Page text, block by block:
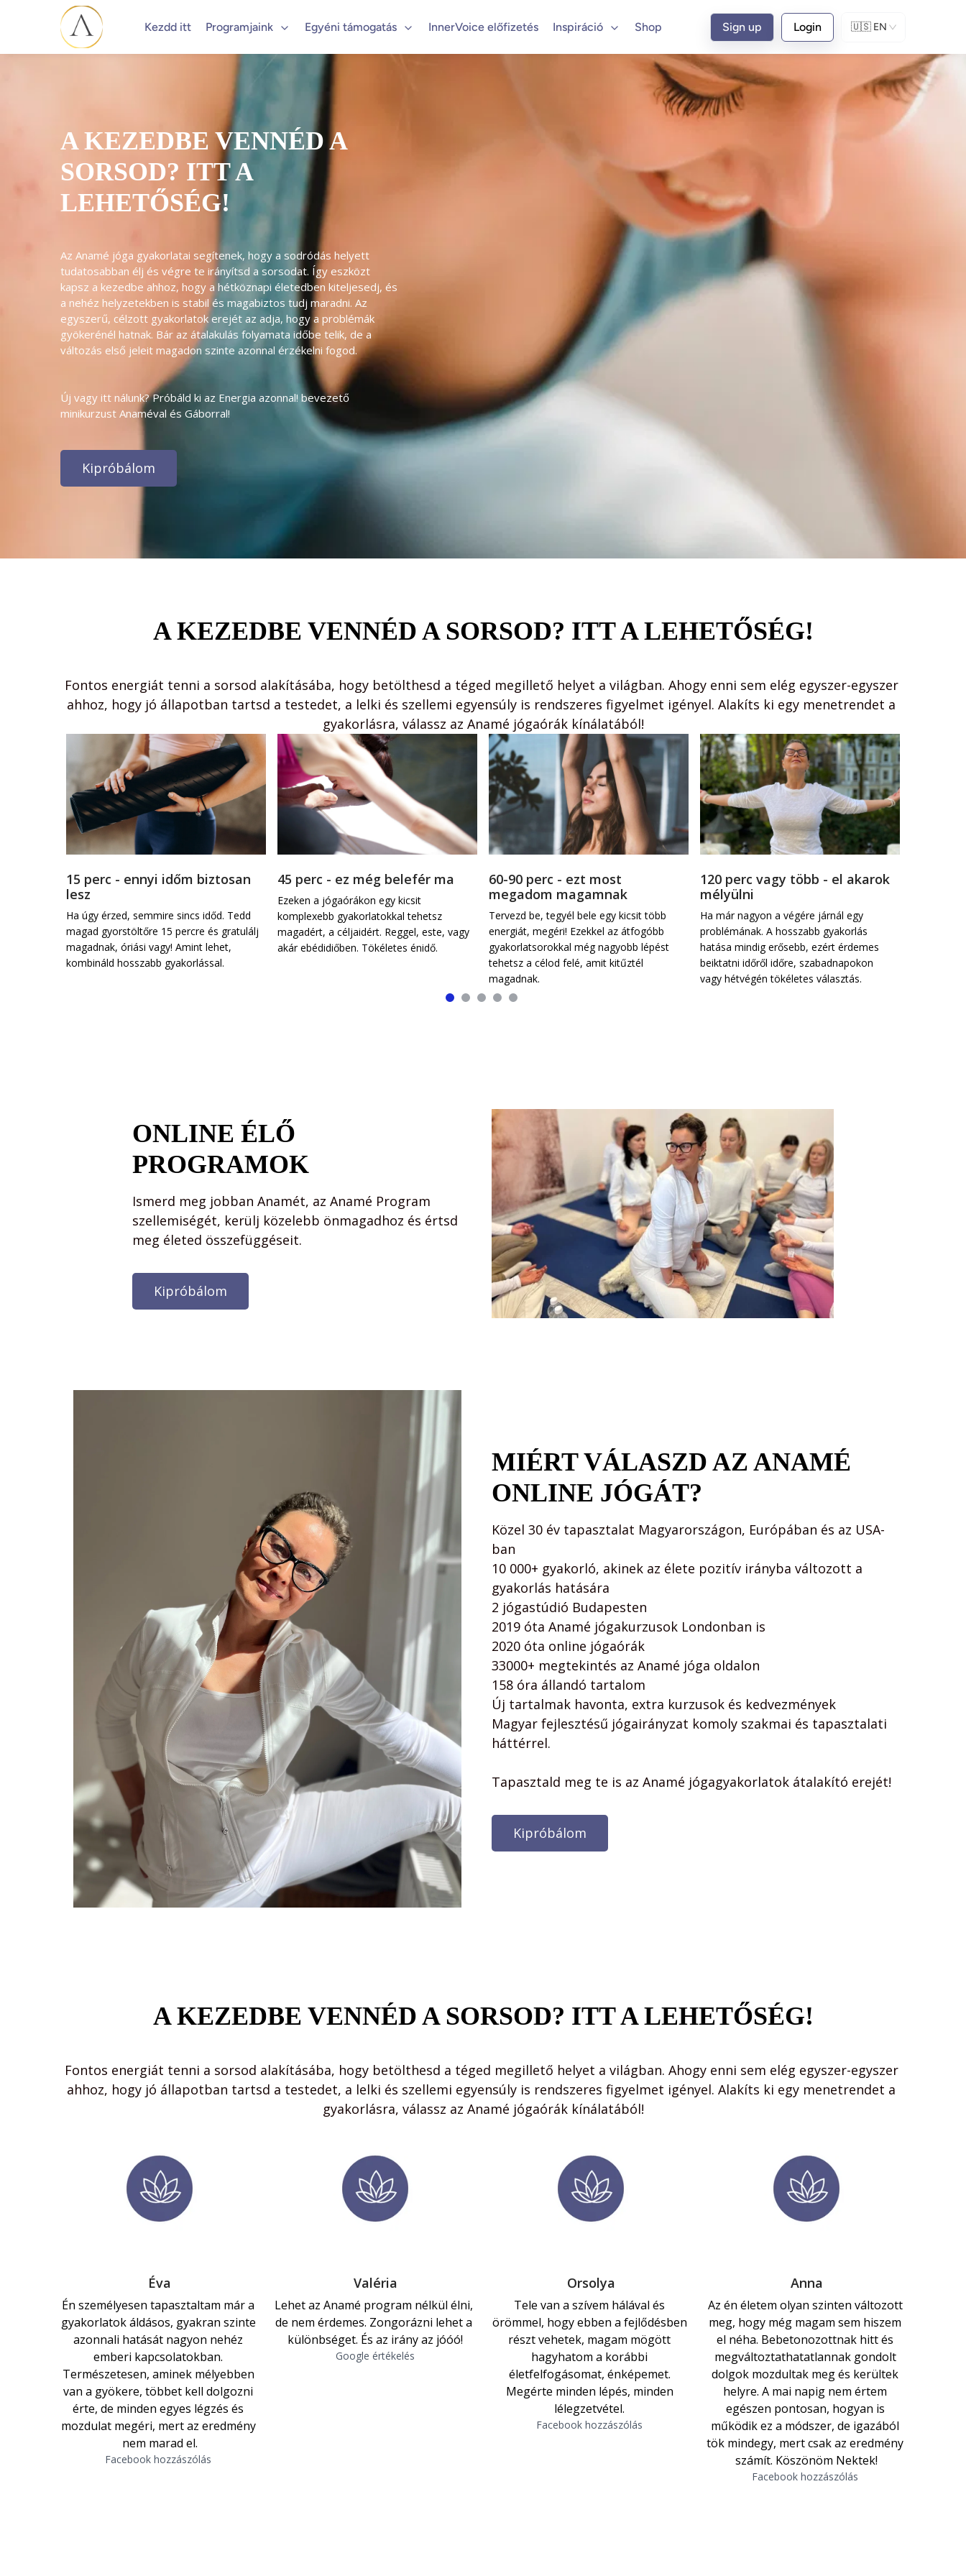
Kezdd itt Programjaink Egyéni támogatás InnerVoice előfizetés Inspiráció Shop Sign up Login 🇺🇸 EN
A KEZEDBE VENNÉD A
SORSOD? ITT A
LEHETŐSÉG!
Az Anamé jóga gyakorlatai segítenek, hogy a sodródás helyett
tudatosabban élj és végre te irányítsd a sorsodat. Így eszközt
kapsz a kezedbe ahhoz, hogy a hétköznapi életedben kiteljesedj, és
a nehéz helyzetekben is stabil és magabiztos tudj maradni. Az
egyszerű, célzott gyakorlatok erejét az adja, hogy a problémák
gyökerénél hatnak. Bár az átalakulás folyamata időbe telik, de a
változás első jeleit magadon szinte azonnal érzékelni fogod.
Új vagy itt nálunk? Próbáld ki az Energia azonnal! bevezető
minikurzust Anaméval és Gáborral!
Kipróbálom
A KEZEDBE VENNÉD A SORSOD? ITT A LEHETŐSÉG!
Fontos energiát tenni a sorsod alakításába, hogy betölthesd a téged megillető helyet a világban. Ahogy enni sem elég egyszer-egyszer
ahhoz, hogy jó állapotban tartsd a testedet, a lelki és szellemi egyensúly is rendszeres figyelmet igényel. Alakíts ki egy menetrendet a
gyakorlásra, válassz az Anamé jógaórák kínálatából!
15 perc - ennyi időm biztosan
lesz
Ha úgy érzed, semmire sincs időd. Tedd
magad gyorstöltőre 15 percre és gratulálj
magadnak, óriási vagy! Amint lehet,
kombináld hosszabb gyakorlással.
45 perc - ez még belefér ma
Ezeken a jógaórákon egy kicsit
komplexebb gyakorlatokkal tehetsz
magadért, a céljaidért. Reggel, este, vagy
akár ebédidiőben. Tökéletes énidő.
60-90 perc - ezt most
megadom magamnak
Tervezd be, tegyél bele egy kicsit több
energiát, megéri! Ezekkel az átfogóbb
gyakorlatsorokkal még nagyobb lépést
tehetsz a célod felé, amit kitűztél
magadnak.
120 perc vagy több - el akarok
mélyülni
Ha már nagyon a végére járnál egy
problémának. A hosszabb gyakorlás
hatása mindig erősebb, ezért érdemes
beiktatni időről időre, szabadnapokon
vagy hétvégén tökéletes választás.
ONLINE ÉLŐ
PROGRAMOK
Ismerd meg jobban Anamét, az Anamé Program
szellemiségét, kerülj közelebb önmagadhoz és értsd
meg életed összefüggéseit.
Kipróbálom
MIÉRT VÁLASZD AZ ANAMÉ
ONLINE JÓGÁT?
Közel 30 év tapasztalat Magyarországon, Európában és az USA-
ban
10 000+ gyakorló, akinek az élete pozitív irányba változott a
gyakorlás hatására
2 jógastúdió Budapesten
2019 óta Anamé jógakurzusok Londonban is
2020 óta online jógaórák
33000+ megtekintés az Anamé jóga oldalon
158 óra állandó tartalom
Új tartalmak havonta, extra kurzusok és kedvezmények
Magyar fejlesztésű jógairányzat komoly szakmai és tapasztalati
háttérrel.
Tapasztald meg te is az Anamé jógagyakorlatok átalakító erejét!
Kipróbálom
A KEZEDBE VENNÉD A SORSOD? ITT A LEHETŐSÉG!
Fontos energiát tenni a sorsod alakításába, hogy betölthesd a téged megillető helyet a világban. Ahogy enni sem elég egyszer-egyszer
ahhoz, hogy jó állapotban tartsd a testedet, a lelki és szellemi egyensúly is rendszeres figyelmet igényel. Alakíts ki egy menetrendet a
gyakorlásra, válassz az Anamé jógaórák kínálatából!
Éva
Én személyesen tapasztaltam már a
gyakorlatok áldásos, gyakran szinte
azonnali hatását nagyon nehéz
emberi kapcsolatokban.
Természetesen, aminek mélyebben
van a gyökere, többet kell dolgozni
érte, de minden egyes légzés és
mozdulat megéri, mert az eredmény
nem marad el.
Facebook hozzászólás
Valéria
Lehet az Anamé program nélkül élni,
de nem érdemes. Zongorázni lehet a
különbséget. És az irány az jóóó!
Google értékelés
Orsolya
Tele van a szívem hálával és
örömmel, hogy ebben a fejlődésben
részt vehetek, magam mögött
hagyhatom a korábbi
életfelfogásomat, énképemet.
Megérte minden lépés, minden
lélegzetvétel.
Facebook hozzászólás
Anna
Az én életem olyan szinten változott
meg, hogy még magam sem hiszem
el néha. Bebetonozottnak hitt és
megváltoztathatatlannak gondolt
dolgok mozdultak meg és kerültek
helyre. A mai napig nem értem
egészen pontosan, hogyan is
működik ez a módszer, de igazából
tök mindegy, mert csak az eredmény
számít. Köszönöm Nektek!
Facebook hozzászólás